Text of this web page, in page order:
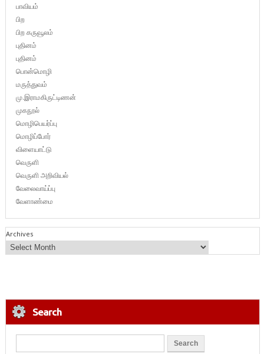
பாவியம்
பிற
பிற கருவூலம்
புதினம்
புதினம்
பொன்மொழி
மருத்துவம்
மு.இராமகிருட்டிணன்
முகநூல்
மொழிபெயர்ப்பு
மொழிப்போர்
விளையாட்டு
வெருளி
வெருளி அறிவியல்
வேலைவாய்ப்பு
வேளாண்மை
Archives
Search